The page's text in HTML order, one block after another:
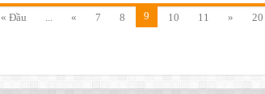
« Đầu « 7 8 9 10 11 » 20